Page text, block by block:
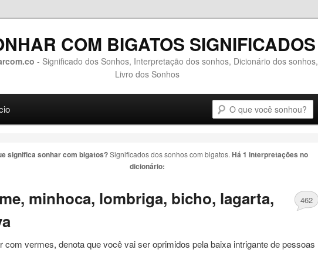
COM BIGATOS SIGNIFICADOS
- Significado dos Sonhos, Interpretação dos sonhos, Dicionário dos sonhos,
Livro dos Sonhos
o conteúdo principal
o conteúdo secundário
significa sonhar com bigatos?Significados dos sonhos com bigatos.Há 1 interpretações no
dicionário:
minhoca, lombriga, bicho, lagarta,
462
com vermes, denota que você vai ser oprimidos pela baixa intrigante de pessoas